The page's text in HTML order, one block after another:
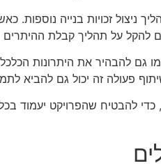
ניצול זכויות בנייה
להקל על תהליך קבלת
כמו גם להבהיר את היתרונות
פעולה זה יכול גם להביא
כדי להבטיח שהפרויקט